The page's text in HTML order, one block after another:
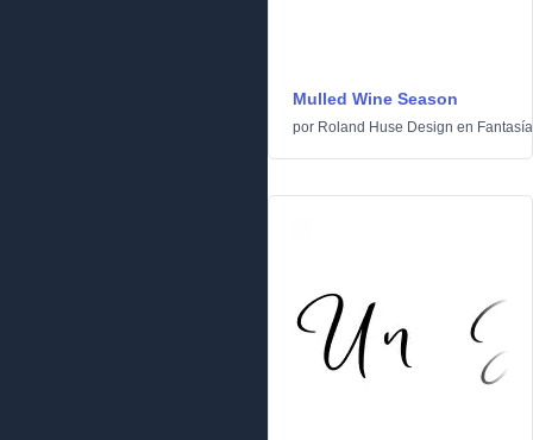
Mulled Wine Season
por Roland Huse Design en Fantasía